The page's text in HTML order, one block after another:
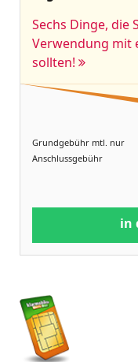
Sechs Dinge, die
Verwendung mit
sollten!
Grundgebühr mtl. nur
Anschlussgebühr
in